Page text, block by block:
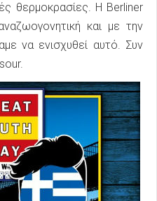
θερμοκρασίες. Η Berliner
και με την
να ενισχυθεί αυτό. Συν